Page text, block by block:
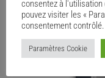
consentez à l'utilisation
pouvez visiter les «
consentement contrôlé.
Paramètres Cookie